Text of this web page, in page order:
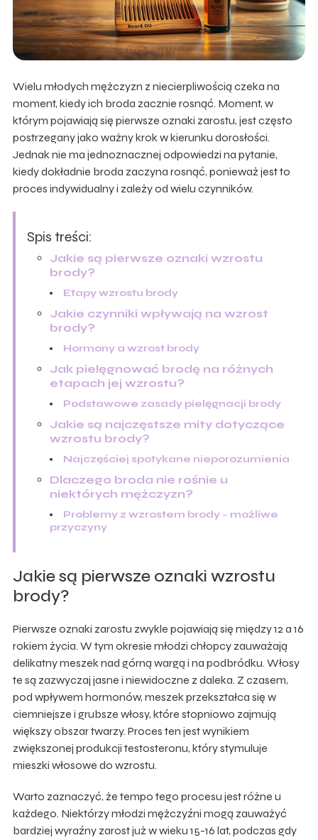
Wielu młodych mężczyzn z niecierpliwością czeka na
moment, kiedy ich broda zacznie rosnąć. Moment, w
którym pojawiają się pierwsze oznaki zarostu, jest często
postrzegany jako ważny krok w kierunku dorosłości.
Jednak nie ma jednoznacznej odpowiedzi na pytanie,
kiedy dokładnie broda zaczyna rosnąć, ponieważ jest to
proces indywidualny i zależy od wielu czynników.
Spis treści:
Jakie są pierwsze oznaki wzrostu
brody?
Etapy wzrostu brody
Jakie czynniki wpływają na wzrost
brody?
Hormony a wzrost brody
Jak pielęgnować brodę na różnych
etapach jej wzrostu?
Podstawowe zasady pielęgnacji brody
Jakie są najczęstsze mity dotyczące
wzrostu brody?
Najczęściej spotykane nieporozumienia
Dlaczego broda nie rośnie u
niektórych mężczyzn?
Problemy z wzrostem brody – możliwe
przyczyny
Jakie są pierwsze oznaki wzrostu
brody?
Pierwsze oznaki zarostu zwykle pojawiają się między 12 a 16
rokiem życia. W tym okresie młodzi chłopcy zauważają
delikatny meszek nad górną wargą i na podbródku. Włosy
te są zazwyczaj jasne i niewidoczne z daleka. Z czasem,
pod wpływem hormonów, meszek przekształca się w
ciemniejsze i grubsze włosy, które stopniowo zajmują
większy obszar twarzy. Proces ten jest wynikiem
zwiększonej produkcji testosteronu, który stymuluje
mieszki włosowe do wzrostu.
Warto zaznaczyć, że tempo tego procesu jest różne u
każdego. Niektórzy młodzi mężczyźni mogą zauważyć
bardziej wyraźny zarost już w wieku 15-16 lat, podczas gdy